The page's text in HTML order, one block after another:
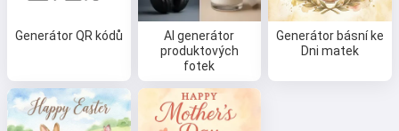
Generátor QR kódů
AI generátor
produktových
fotek
Generátor básní ke
Dni matek
Vyzkoušej to zdarma